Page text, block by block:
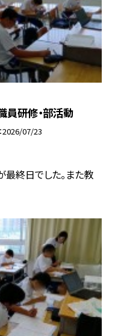
員研修・部活動
2026/07/23
終日でした。また教